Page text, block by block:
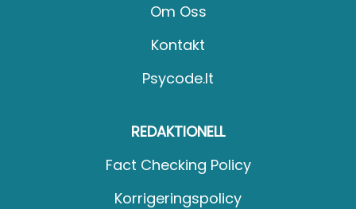
Om Oss
Kontakt
Psycode.it
REDAKTIONELL
Fact Checking Policy
Korrigeringspolicy